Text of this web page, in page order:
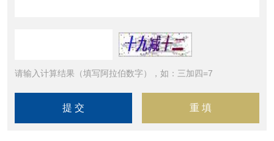
请输入计算结果（填写阿拉伯数字），如：三加四=7